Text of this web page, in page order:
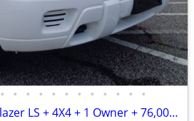
• • • • • • • • • • • •
2008 Chevrolet Trailblazer LS + 4X4 + 1 Owner + 76,000 Miles